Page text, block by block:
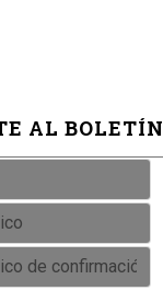
AL BOLETÍN